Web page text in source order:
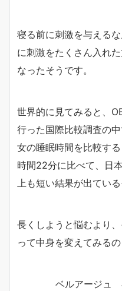
寝る前に刺激を与える
に刺激をたくさん入れ
なったそうです。
世界的に見てみると、
行った国際比較調査の
女の睡眠時間を比較す
時間22分に比べて、日
上も短い結果が出ている
長くしようと悩むより
って中身を変えてみる
ベルアージュ